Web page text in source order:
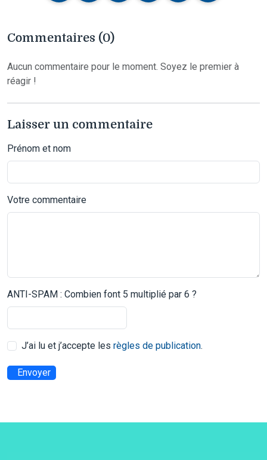
Commentaires (0)
Aucun commentaire pour le moment. Soyez le premier à
réagir !
Laisser un commentaire
Prénom et nom
Votre commentaire
ANTI-SPAM : Combien font 5 multiplié par 6 ?
J’ai lu et j’accepte les règles de publication.
Envoyer